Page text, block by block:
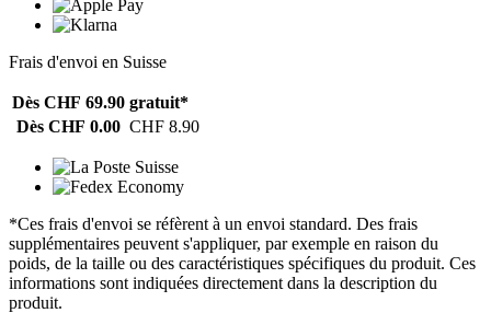
Frais d'envoi en Suisse
Dès CHF 69.90 gratuit*
Dès CHF 0.00 CHF 8.90
*Ces frais d'envoi se réfèrent à un envoi standard. Des frais
supplémentaires peuvent s'appliquer, par exemple en raison du
poids, de la taille ou des caractéristiques spécifiques du produit. Ces
informations sont indiquées directement dans la description du
produit.